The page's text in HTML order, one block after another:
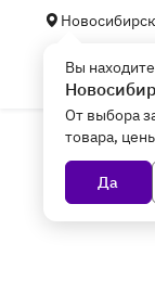
Новосибирск
Вы
От выбора
товара,
Да
Главная ТВ,